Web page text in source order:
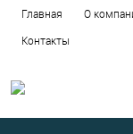
Главная О
Контакты